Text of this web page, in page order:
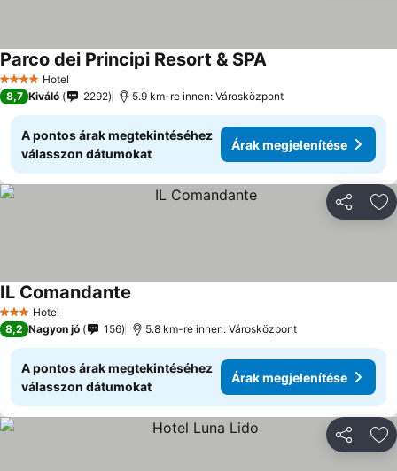
4 KategóriaHotel
Parco dei Principi Resort & SPA
8,7 Kiváló 2292 5.9 km-re innen: Városközpont
A pontos árak megtekintéséhez
válasszon dátumokat
Árak megjelenítése
3 Kategória
Hotel
IL Comandante
8,2 Nagyon jó 156 5.8 km-re innen: Városközpont
A pontos árak megtekintéséhez
válasszon dátumokat
Árak megjelenítése